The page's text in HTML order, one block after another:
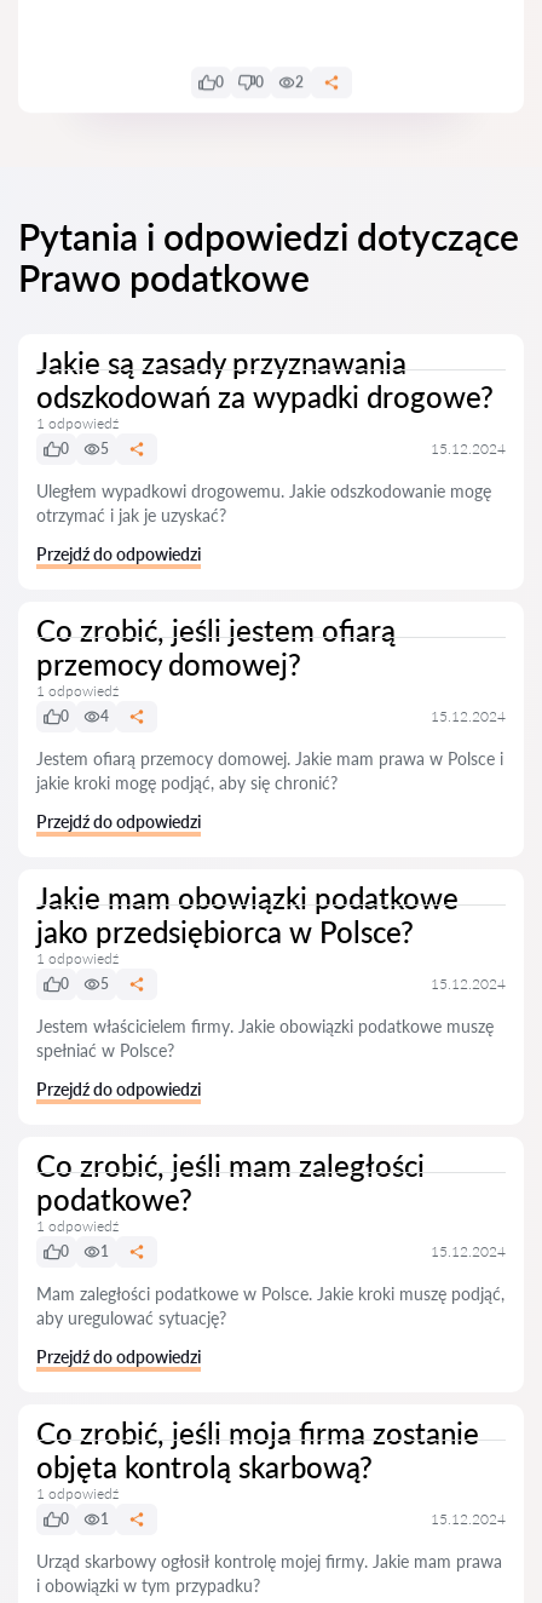
0 0 2
Pytania i odpowiedzi dotyczące
Prawo podatkowe
Jakie są zasady przyznawania
odszkodowań za wypadki drogowe?
1 odpowiedź
0
5 15.12.2024
Uległem wypadkowi drogowemu. Jakie odszkodowanie mogę
otrzymać i jak je uzyskać?
Przejdź do odpowiedzi
Co zrobić, jeśli jestem ofiarą
przemocy domowej?
1 odpowiedź
0
4 15.12.2024
Jestem ofiarą przemocy domowej. Jakie mam prawa w Polsce i
jakie kroki mogę podjąć, aby się chronić?
Przejdź do odpowiedzi
Jakie mam obowiązki podatkowe
jako przedsiębiorca w Polsce?
1 odpowiedź
0
5 15.12.2024
Jestem właścicielem firmy. Jakie obowiązki podatkowe muszę
spełniać w Polsce?
Przejdź do odpowiedzi
Co zrobić, jeśli mam zaległości
podatkowe?
1 odpowiedź
0
1 15.12.2024
Mam zaległości podatkowe w Polsce. Jakie kroki muszę podjąć,
aby uregulować sytuację?
Przejdź do odpowiedzi
Co zrobić, jeśli moja firma zostanie
objęta kontrolą skarbową?
1 odpowiedź
0
1 15.12.2024
Urząd skarbowy ogłosił kontrolę mojej firmy. Jakie mam prawa
i obowiązki w tym przypadku?